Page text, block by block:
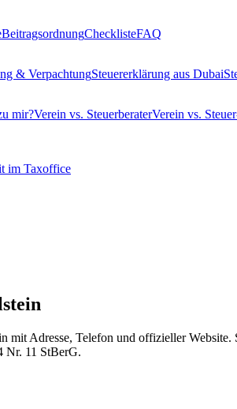
BeitragsordnungChecklisteFAQ
& VerpachtungSteuererklärung aus Dubai
mir?Verein vs. SteuerberaterVerein vs.
im Taxoffice
mit Adresse, Telefon und offizieller
Nr. 11 StBerG.